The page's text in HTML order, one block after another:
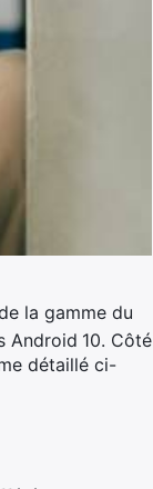
la gamme du
Android 10. Côté
détaillé ci-